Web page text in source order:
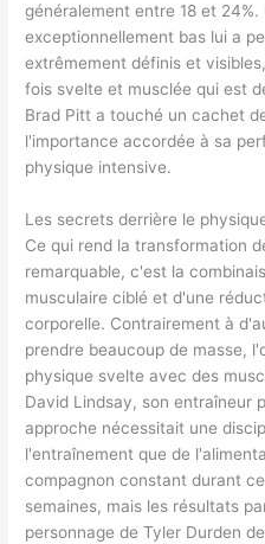
généralement entre 18 et
exceptionnellement bas lui a
extrêmement définis et
fois svelte et musclée qui est
Brad Pitt a touché un cachet
l'importance accordée à sa
physique intensive.
Les secrets derrière le
Ce qui rend la transformation
remarquable, c'est la
musculaire ciblé et d'une
corporelle. Contrairement à
prendre beaucoup de masse,
physique svelte avec des
David Lindsay, son entraîneur
approche nécessitait une
l'entraînement que de
compagnon constant durant
semaines, mais les résultats
personnage de Tyler Durden